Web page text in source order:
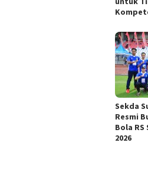
Sekda
Resmi
Bola RS
2026